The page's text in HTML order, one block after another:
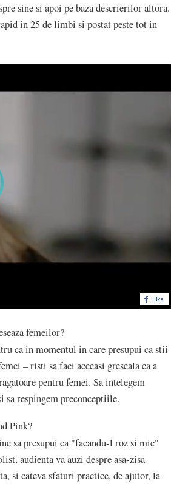
sine si apoi pe baza descrierilor altora.
in 25 de limbi si postat peste tot in
femeilor?
ca in momentul in care presupui ca stii
– risti sa faci aceeasi greseala ca a
pentru femei. Sa intelegem
sa respingem preconceptiile.
Pink?
sa presupui ca "facandu-l roz si mic"
audienta va auzi despre asa-zisa
si cateva sfaturi practice, de ajutor, la